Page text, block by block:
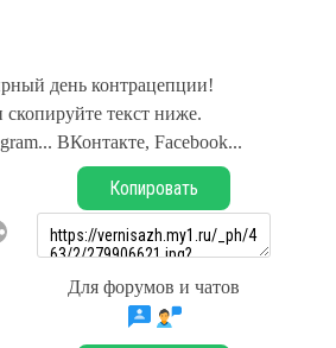
день контрацепции!
текст ниже.
ВКонтакте, Facebook...
Копировать
Для форумов и чатов